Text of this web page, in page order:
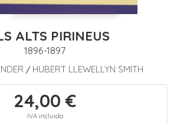
ALTS PIRINEUS
1896-1897
/ HUBERT LLEWELLYN SMITH
24,00 €
IVA incluido